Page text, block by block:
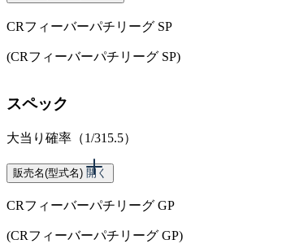
CRフィーバーパチリーグ SP
(CRフィーバーパチリーグ SP)
スペック
大当り確率（1/315.5）
販売名(型式名) 開く
CRフィーバーパチリーグ GP
(CRフィーバーパチリーグ GP)